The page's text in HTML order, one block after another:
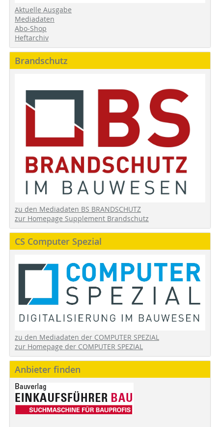
Aktuelle Ausgabe
Mediadaten
Abo-Shop
Heftarchiv
Brandschutz
zu den Mediadaten BS BRANDSCHUTZ
zur Homepage Supplement Brandschutz
CS Computer Spezial
zu den Mediadaten der COMPUTER SPEZIAL
zur Homepage der COMPUTER SPEZIAL
Anbieter finden